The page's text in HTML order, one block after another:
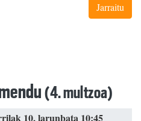
Jarraitu
(4. multzoa)
10, larunbata 10:45